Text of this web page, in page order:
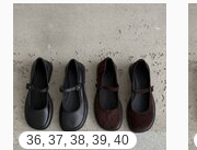
Натуральна
36, 37, 38, 39, 40